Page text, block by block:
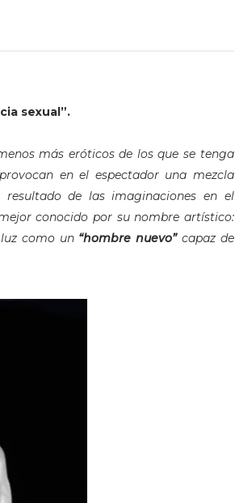
sexual”.
más eróticos de los que se tenga
en el espectador una mezcla
de las imaginaciones en el
conocido por su nombre artístico:
como un “hombre nuevo”capaz de